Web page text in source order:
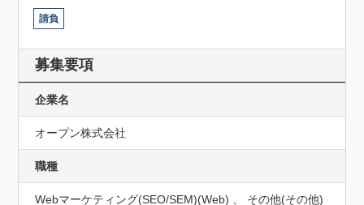
請負
募集要項
企業名
オープン株式会社
職種
Webマーケティング(SEO/SEM)(Web) 、 その他(その他)